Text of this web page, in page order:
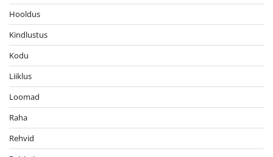
Hooldus
Kindlustus
Kodu
Liiklus
Loomad
Raha
Rehvid